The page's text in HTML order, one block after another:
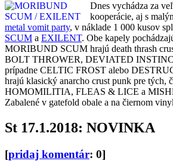
Dnes vychádza za
kooperácie, aj s
metal vomit party, v náklade 1 000 kusov
SCUM a EXILENT. Obe kapely
MORIBUND SCUM hrajú death thrash
BOLT THROWER, DEVIATED
prípadne CELTIC FROST alebo
hrajú klasický anarcho crust punk pre tých,
HOMOMILITIA, FLEAS & LICE a
Zabalené v gatefold obale a na čiernom
St 17.1.2018: NOVINKA
[pridaj komentár: 0]